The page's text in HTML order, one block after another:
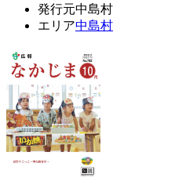
発行元中島村
エリア中島村